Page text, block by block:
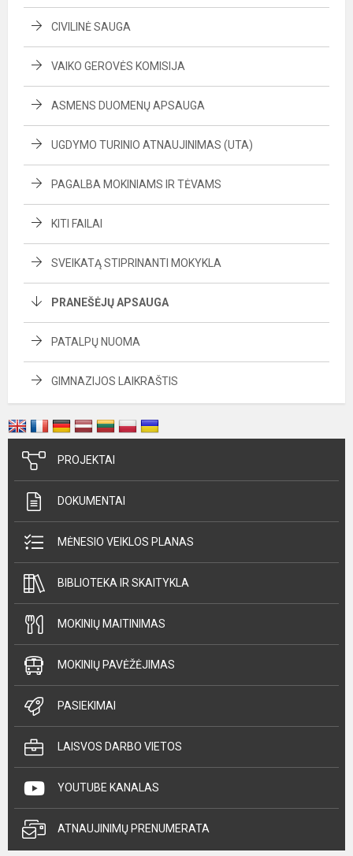
CIVILINĖ SAUGA
VAIKO GEROVĖS KOMISIJA
ASMENS DUOMENŲ APSAUGA
UGDYMO TURINIO ATNAUJINIMAS (UTA)
PAGALBA MOKINIAMS IR TĖVAMS
KITI FAILAI
SVEIKATĄ STIPRINANTI MOKYKLA
PRANEŠĖJŲ APSAUGA
PATALPŲ NUOMA
GIMNAZIJOS LAIKRAŠTIS
PROJEKTAI
DOKUMENTAI
MĖNESIO VEIKLOS PLANAS
BIBLIOTEKA IR SKAITYKLA
MOKINIŲ MAITINIMAS
MOKINIŲ PAVĖŽĖJIMAS
PASIEKIMAI
LAISVOS DARBO VIETOS
YOUTUBE KANALAS
ATNAUJINIMŲ PRENUMERATA